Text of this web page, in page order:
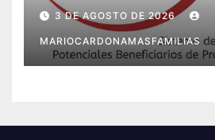
3 DE AGOSTO DE 2026
MARIOCARDONAMASFAMILIAS